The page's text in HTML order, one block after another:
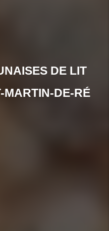
DE LIT
MARTIN-DE-RÉ